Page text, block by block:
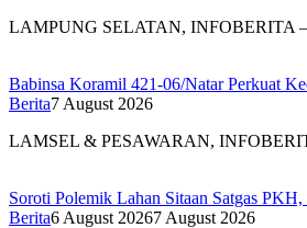
LAMPUNG SELATAN, INFOBERITA –
Babinsa Koramil 421-06/Natar Perkuat
Berita7 August 2026
LAMSEL & PESAWARAN,
Soroti Polemik Lahan Sitaan Satgas
Berita6 August 20267 August 2026